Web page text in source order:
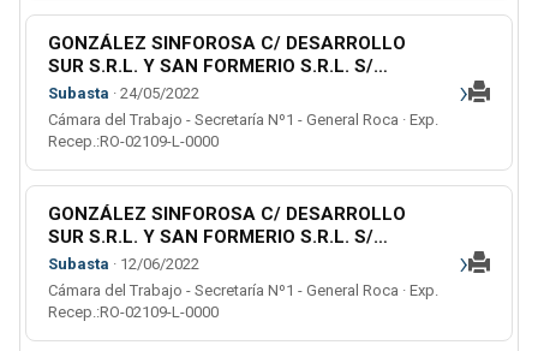
GONZÁLEZ SINFOROSA C/ DESARROLLO
SUR S.R.L. Y SAN FORMERIO S.R.L. S/
ORDINARIO (L)
Subasta · 24/05/2022
Cámara del Trabajo - Secretaría Nº1 - General Roca · Exp.
Recep.:RO-02109-L-0000
›
GONZÁLEZ SINFOROSA C/ DESARROLLO
SUR S.R.L. Y SAN FORMERIO S.R.L. S/
ORDINARIO (L)
Subasta · 12/06/2022
Cámara del Trabajo - Secretaría Nº1 - General Roca · Exp.
Recep.:RO-02109-L-0000
›